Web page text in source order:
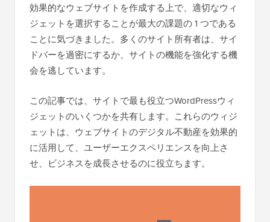
効果的なウェブサイトを作成する上で、適切なウィ
ジェットを選択することが最大の課題の 1 つである
ことに気づきました。多くのサイト所有者は、サイ
ドバーを過密にするか、サイトの機能を強化する機
会を逃しています。
この記事では、サイトで最も役立つWordPressウィ
ジェットのいくつかを共有します。これらのウィジ
ェットは、ウェブサイトのデジタル不動産を効果的
に活用して、ユーザーエクスペリエンスを向上さ
せ、ビジネスを成長させるのに役立ちます。